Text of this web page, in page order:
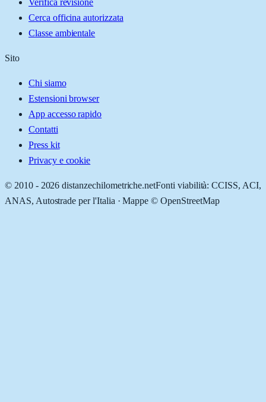
Verifica revisione
Cerca officina autorizzata
Classe ambientale
Sito
Chi siamo
Estensioni browser
App accesso rapido
Contatti
Press kit
Privacy e cookie
© 2010 - 2026 distanzechilometriche.netFonti viabilità: CCISS, ACI,
ANAS, Autostrade per l'Italia · Mappe © OpenStreetMap